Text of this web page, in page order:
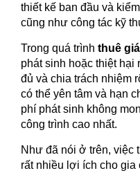
thiết kế ban đầu và
cũng như công tác kỹ
Trong quá trình thuê
phát sinh hoặc thiệt hại
đủ và chia trách nhiệm
có thể yên tâm và hạn
phí phát sinh không
công trình cao nhất.
Như đã nói ở trên, việc
rất nhiều lợi ích cho gia